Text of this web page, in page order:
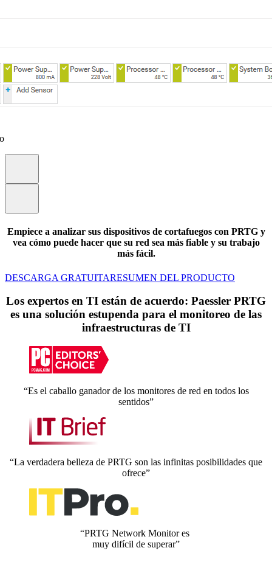
Empiece a analizar sus dispositivos de cortafuegos con PRTG y
vea cómo puede hacer que su red sea más fiable y su trabajo
más fácil.
DESCARGA GRATUITARESUMEN DEL PRODUCTO
Los expertos en TI están de acuerdo: Paessler PRTG
es una solución estupenda para el monitoreo de las
infraestructuras de TI
“Es el caballo ganador de los monitores de red en todos los
sentidos”
“La verdadera belleza de PRTG son las infinitas posibilidades que
ofrece”
“PRTG Network Monitor es
muy difícil de superar”